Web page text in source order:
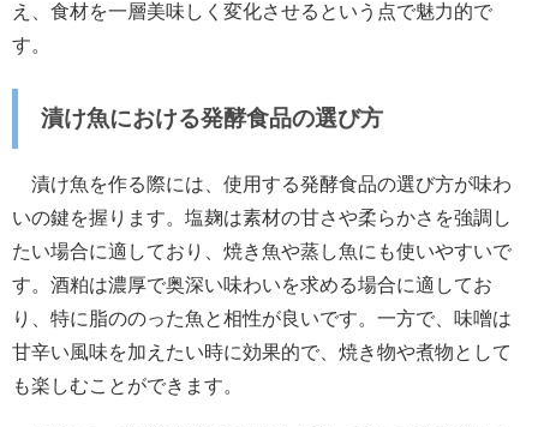
え、食材を一層美味しく変化させるという点で魅力的で
す。
漬け魚における発酵食品の選び方
漬け魚を作る際には、使用する発酵食品の選び方が味わ
いの鍵を握ります。塩麹は素材の甘さや柔らかさを強調し
たい場合に適しており、焼き魚や蒸し魚にも使いやすいで
す。酒粕は濃厚で奥深い味わいを求める場合に適してお
り、特に脂ののった魚と相性が良いです。一方で、味噌は
甘辛い風味を加えたい時に効果的で、焼き物や煮物として
も楽しむことができます。